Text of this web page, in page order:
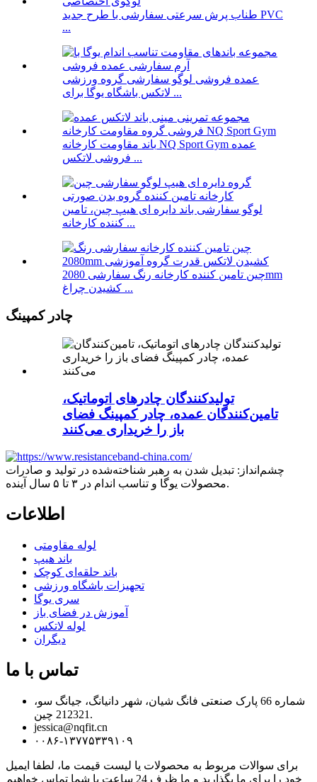
طناب پرش سرعتی سفارشی با طرح جدید PVC
...
عمده فروشی لوگو سفارشی گروه ورزشی
لاتکس باشگاه یوگا برای ...
باند مقاومت کارخانه NQ Sport Gym عمده
فروشی لاتکس ...
لوگو سفارشی باند دایره ای هیپ چین، تامین
کننده کارخانه ...
چین تامین کننده کارخانه رنگ سفارشی 2080mm
کشیدن چراغ ...
چادر کمپینگ
تولیدکنندگان چادرهای اتوماتیک،
تامین‌کنندگان عمده، چادر کمپینگ فضای
باز را خریداری می‌کنند
چشم‌انداز: تبدیل شدن به رهبر شناخته‌شده در تولید و صادرات
محصولات یوگا و تناسب اندام در ۳ تا ۵ سال آینده.
اطلاعات
لوله مقاومتی
باند هیپ
باند حلقه‌ای کوچک
تجهیزات باشگاه ورزشی
سری یوگا
آموزش در فضای باز
لوله لاتکس
دیگران
تماس با ما
شماره 66 پارک صنعتی فانگ شیان، شهر دانیانگ، جیانگ سو،
212321 چین.
jessica@nqfit.cn
۰۰۸۶-۱۳۷۷۵۳۳۹۱۰۹
برای سوالات مربوط به محصولات یا لیست قیمت ما، لطفا ایمیل
خود را برای ما بگذارید و ما ظرف 24 ساعت با شما تماس خواهیم